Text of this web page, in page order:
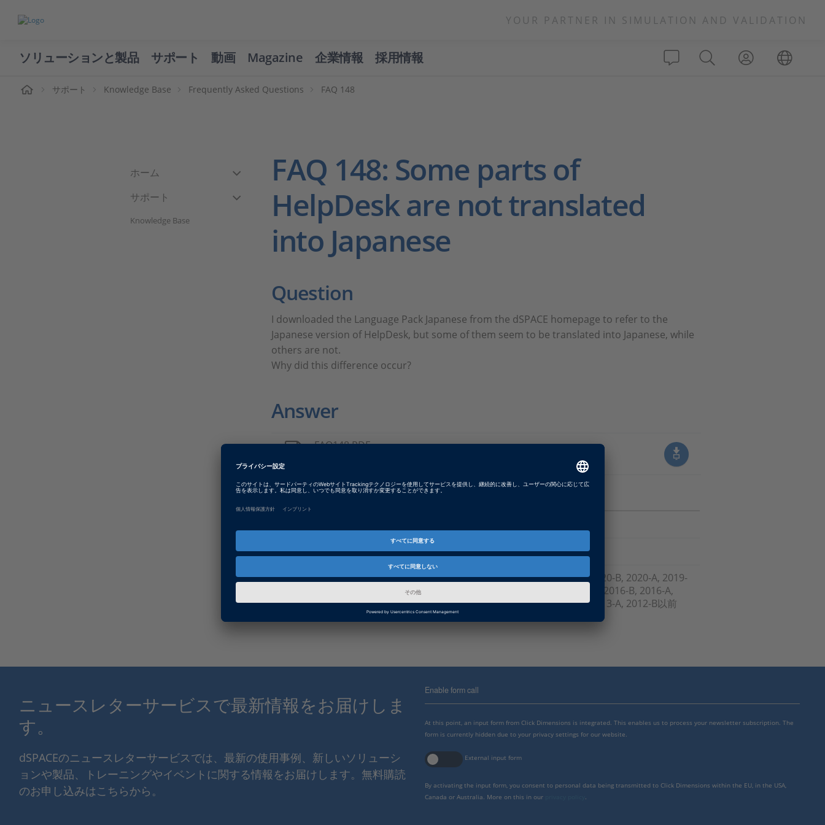
YOUR PARTNER IN SIMULATION AND VALIDATION
ソリューションと製品 サポート 動画 Magazine 企業情報 採用情報
サポート Knowledge Base Frequently Asked Questions FAQ 148
ホーム
サポート
Knowledge Base
FAQ 148: Some parts of
HelpDesk are not translated
into Japanese
Question
I downloaded the Language Pack Japanese from the dSPACE homepage to refer to the
Japanese version of HelpDesk, but some of them seem to be translated into Japanese, while
others are not.
Why did this difference occur?
Answer
FAQ148.PDF
インフォメーション
FAQ
dSPACE Release
2023-A, 2022-B, 2022-A, 2021-B, 2021-A, 2020-B, 2020-A, 2019-
B, 2019-A, 2018-B, 2018-A, 2017-B , 2017-A, 2016-B, 2016-A,
2015-B, 2015-A, 2014-B, 2014-A, 2013-B, 2013-A, 2012-B以前
ニュースレターサービスで最新情報をお届けしま
す。
dSPACEのニュースレターサービスでは、最新の使用事例、新しいソリューシ
ョンや製品、トレーニングやイベントに関する情報をお届けします。無料購読
のお申し込みはこちらから。
Enable form call
At this point, an input form from Click Dimensions is integrated. This enables us to process your newsletter subscription. The
form is currently hidden due to your privacy settings for our website.
External input form
By activating the input form, you consent to personal data being transmitted to Click Dimensions within the EU, in the USA,
Canada or Australia. More on this in our